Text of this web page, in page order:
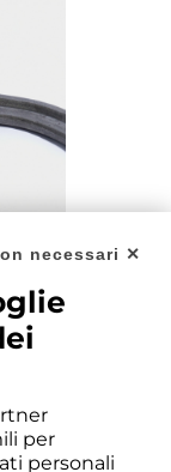
necessari ✕
per
personali